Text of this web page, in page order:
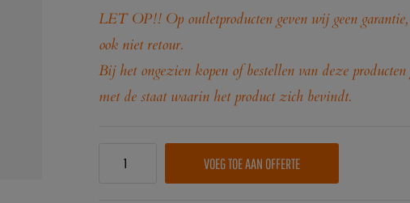
LET OP!! Op outletproducten geven wij geen
ook niet retour.
Bij het ongezien kopen of bestellen van deze
met de staat waarin het product zich bevindt.
VOEG TOE AAN OFFERTE